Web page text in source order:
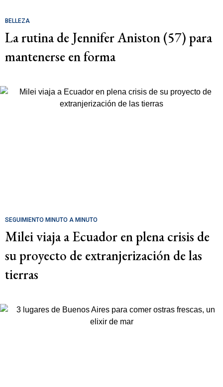
BELLEZA
La rutina de Jennifer Aniston (57) para
mantenerse en forma
SEGUIMIENTO MINUTO A MINUTO
Milei viaja a Ecuador en plena crisis de
su proyecto de extranjerización de las
tierras